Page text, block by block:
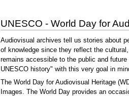
UNESCO - World Day for
Audiovisual archives tell us stories about
of knowledge since they reflect the
remains accessible to the public and
UNESCO history" with this very goal in
The World Day for Audiovisual Heritage
Images. The World Day provides an